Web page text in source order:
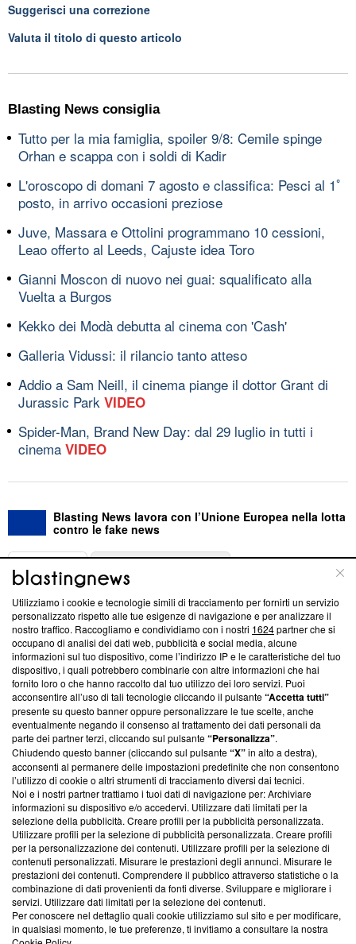
Suggerisci una correzione
Valuta il titolo di questo articolo
Blasting News consiglia
Tutto per la mia famiglia, spoiler 9/8: Cemile spinge
Orhan e scappa con i soldi di Kadir
L'oroscopo di domani 7 agosto e classifica: Pesci al 1ﾟ
posto, in arrivo occasioni preziose
Juve, Massara e Ottolini programmano 10 cessioni,
Leao offerto al Leeds, Cajuste idea Toro
Gianni Moscon di nuovo nei guai: squalificato alla
Vuelta a Burgos
Kekko dei Modà debutta al cinema con 'Cash'
Galleria Vidussi: il rilancio tanto atteso
Addio a Sam Neill, il cinema piange il dottor Grant di
Jurassic Park VIDEO
Spider-Man, Brand New Day: dal 29 luglio in tutti i
cinema VIDEO
Blasting News lavora con l’Unione Europea nella lotta
contro le fake news
ABOUT
Questa sezione offre informazioni trasparenti su Blasting
News, sui nostri processi editoriali e su come ci impegniamo a
creare news di qualità. Inoltre, afferma la nostra aderenza a
‘Trust Project - News with Integrity’Blasting News non è
ancora membro del programma, ma ha richiesto di farne
parte; Trust Project non ha ancora effettuato una verifica di
conformità agli standard.
Su di noi
Team editoriale
Corporate
Redazione
Informativa Privacy
Cookie Policy
Blasting SA, IDI CHE-247.845.224, Via Carlo Frasca, 3 - 6900
Lugano (Svizzera) Tel:+39 0690258937
Utilizziamo i cookie e tecnologie simili di tracciamento per fornirti un servizio
personalizzato rispetto alle tue esigenze di navigazione e per analizzare il
nostro traffico. Raccogliamo e condividiamo con i nostri 1624partner che si
occupano di analisi dei dati web, pubblicità e social media, alcune
informazioni sul tuo dispositivo, come l’indirizzo IP e le caratteristiche del tuo
dispositivo, i quali potrebbero combinarle con altre informazioni che hai
fornito loro o che hanno raccolto dal tuo utilizzo dei loro servizi. Puoi
acconsentire all’uso di tali tecnologie cliccando il pulsante“Accetta tutti”
presente su questo banner oppure personalizzare le tue scelte, anche
eventualmente negando il consenso al trattamento dei dati personali da
parte dei partner terzi, cliccando sul pulsante“Personalizza”.
Chiudendo questo banner (cliccando sul pulsante“X”in alto a destra),
acconsenti al permanere delle impostazioni predefinite che non consentono
l’utilizzo di cookie o altri strumenti di tracciamento diversi dai tecnici.
Noi e i nostri partner trattiamo i tuoi dati di navigazione per: Archiviare
informazioni su dispositivo e/o accedervi. Utilizzare dati limitati per la
selezione della pubblicità. Creare profili per la pubblicità personalizzata.
Utilizzare profili per la selezione di pubblicità personalizzata. Creare profili
per la personalizzazione dei contenuti. Utilizzare profili per la selezione di
contenuti personalizzati. Misurare le prestazioni degli annunci. Misurare le
prestazioni dei contenuti. Comprendere il pubblico attraverso statistiche o la
combinazione di dati provenienti da fonti diverse. Sviluppare e migliorare i
servizi. Utilizzare dati limitati per la selezione dei contenuti.
Per conoscere nel dettaglio quali cookie utilizziamo sul sito e per modificare,
in qualsiasi momento, le tue preferenze, ti invitiamo a consultare la nostra